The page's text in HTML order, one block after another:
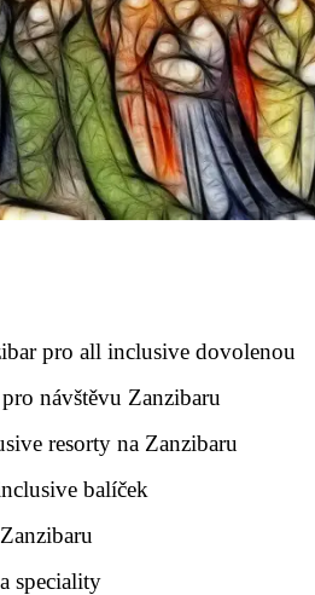
pro all inclusive dovolenou
návštěvu Zanzibaru
resorty na Zanzibaru
balíček
speciality